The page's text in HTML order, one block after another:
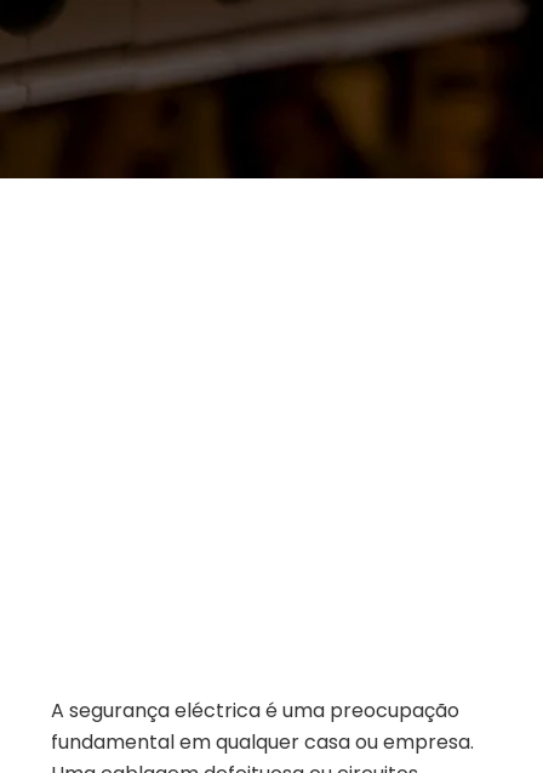
A segurança eléctrica é uma preocupação
fundamental em qualquer casa ou empresa.